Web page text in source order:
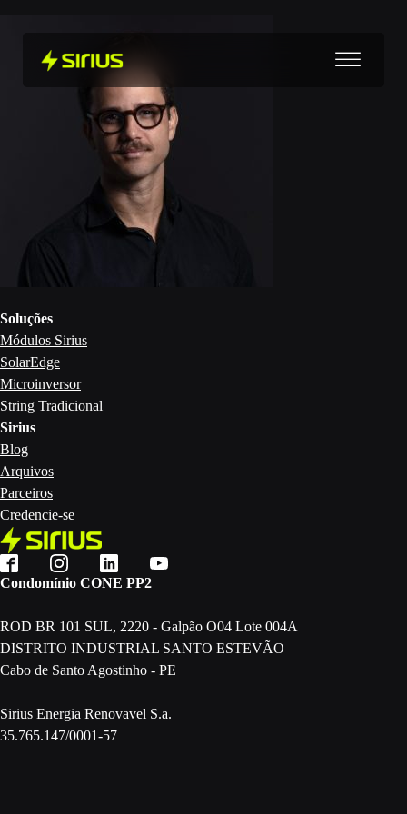
Condomínio CONE PP2
ROD BR 101 SUL, 2220 - Galpão O04 Lote 004A
DISTRITO INDUSTRIAL SANTO ESTEVÃO
Cabo de Santo Agostinho - PE
Sirius Energia Renovavel S.a.
35.765.147/0001-57
Sirius
Blog
Arquivos
Parceiros
Credencie-se
Soluções
Módulos Sirius
SolarEdge
Microinversor
String Tradicional